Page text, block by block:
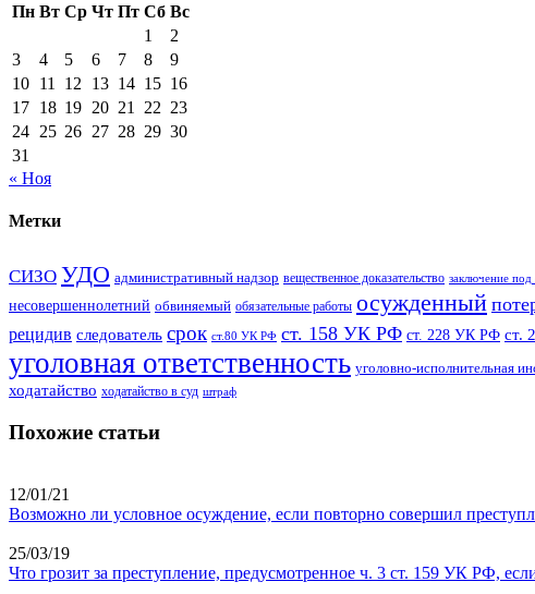
Пн Вт Ср Чт Пт Сб Вс
1
2
3
4 5 6 7 8
9
10 11 12 13 14 15 16
17 18 19 20 21 22 23
24 25 26 27 28 29 30
31
« Ноя
Метки
СИЗО УДО административный надзор вещественное доказательство заключение
несовершеннолетний обвиняемый обязательные работы осужденный
рецидив следователь срок ст.80 УК РФ ст. 158 УК РФ ст. 228 УК РФ ст.
уголовная ответственность уголовно-исполнительная
ходатайство ходатайство в суд штраф
Похожие статьи
12/01/21
Возможно ли условное осуждение, если повторно совершил
25/03/19
Что грозит за преступление, предусмотренное ч. 3 ст. 159 УК РФ,